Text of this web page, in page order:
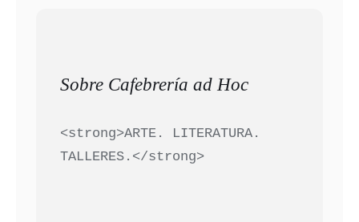
Sobre Cafebrería ad Hoc
<strong>ARTE. LITERATURA.
TALLERES.</strong>